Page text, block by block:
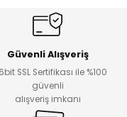
Güvenli Alışveriş
SSL Sertifikası ile %100
güvenli
alışveriş imkanı